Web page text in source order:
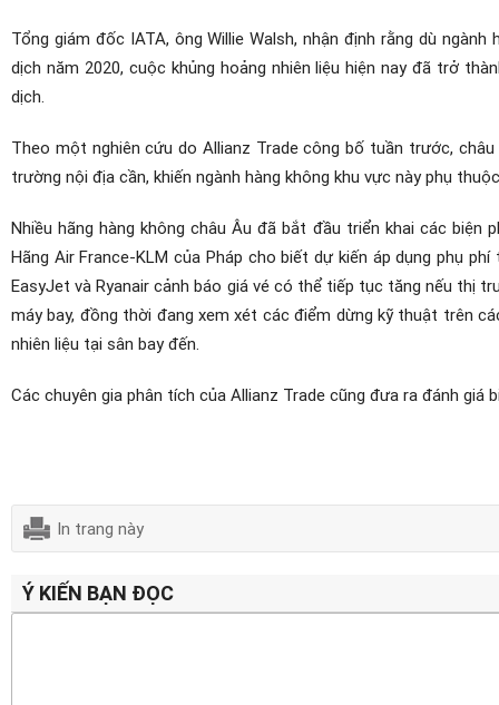
Tổng giám đốc IATA, ông Willie Walsh, nhận định rằng dù
dịch năm 2020, cuộc khủng hoảng nhiên liệu hiện nay đã trở
dịch.
Theo một nghiên cứu do Allianz Trade công bố tuần trước,
trường nội địa cần, khiến ngành hàng không khu vực này phụ
Nhiều hãng hàng không châu Âu đã bắt đầu triển khai các biện
Hãng Air France-KLM của Pháp cho biết dự kiến áp dụng phụ
EasyJet và Ryanair cảnh báo giá vé có thể tiếp tục tăng nếu thị
máy bay, đồng thời đang xem xét các điểm dừng kỹ thuật trên
nhiên liệu tại sân bay đến.
Các chuyên gia phân tích của Allianz Trade cũng đưa ra đánh
In trang này
Ý KIẾN BẠN ĐỌC